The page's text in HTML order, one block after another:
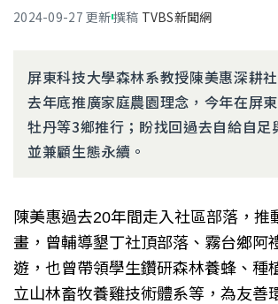
2024-09-27 更新撰稿 TVBS新聞網
屏東科技大學森林系教授陳美惠深耕
去年底推廣家庭農園理念，今年在屏
牡丹等3鄉推行；盼找回過去自給自足
並兼顧生態永續。
陳美惠過去20年間走入社區部落，推
畫，曾輔導墾丁社頂部落、霧台鄉阿
遊，也曾帶領學生鑽研森林養蜂、種
立山林畜牧養雞技術體系等，為友善